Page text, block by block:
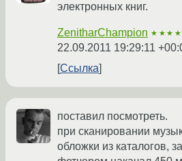
электронных книг.
ZenitharChampion
22.09.2011 19:29:11
Ссылка
поставил посмотреть.
при сканировании
обложки из каталогов,